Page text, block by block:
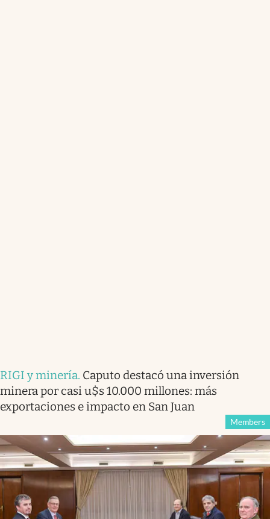
RIGI y minería. Caputo destacó una inversión
minera por casi u$s 10.000 millones: más
exportaciones e impacto en San Juan
Members